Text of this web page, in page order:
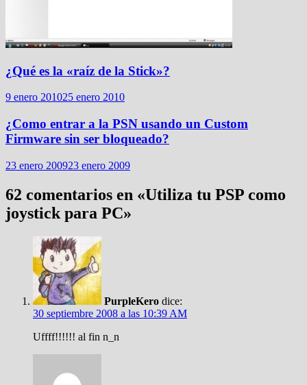
¿Qué es la «raíz de la Stick»?
9 enero 201025 enero 2010
¿Como entrar a la PSN usando un Custom
Firmware sin ser bloqueado?
23 enero 200923 enero 2009
62 comentarios en «Utiliza tu PSP como
joystick para PC»
PurpleKero dice:
30 septiembre 2008 a las 10:39 AM
Uffff!!!!!! al fin n_n